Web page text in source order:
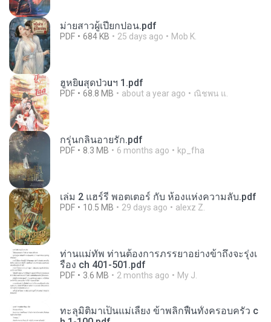
ม่ายสาวผู้เปียกปอน.pdf
PDF 684 KB 25 days ago Mob K.
ฮูหยิuสุดป่วuฯ 1.pdf
PDF 68.8 MB about a year ago ณิชพน แ.
กรุ่นกลิ่นอายรัก.pdf
PDF 8.3 MB 6 months ago kp_fha
เล่ม 2 แฮร์รี่ พอตเตอร์ กับ ห้องแห่งความลับ.pdf
PDF 10.5 MB 29 days ago alexz Z.
ท่านแม่ทัพ ท่านต้องการภรรยาอย่างข้าถึงจะรุ่งเ
รือง ch 401-501.pdf
PDF 3.6 MB 2 months ago My J.
ทะลุมิติมาเป็นแม่เลี้ยง ข้าพลิกฟื้นทั้งครอบครัว c